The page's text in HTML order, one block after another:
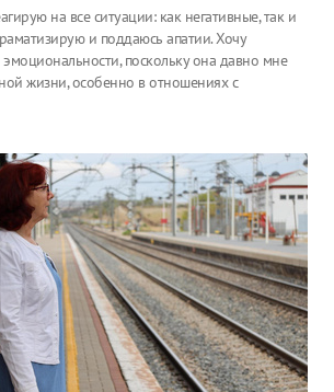
на все ситуации: как негативные, так и
и поддаюсь апатии. Хочу
эмоциональности, поскольку она давно мне
жизни, особенно в отношениях с